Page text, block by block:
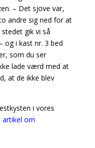
– Det sjove var,
andre sig ned for at
gik vi så
og i kast nr. 3 bed
som du ser
lade værd med at
at de ikke blev
i vores
artikel om